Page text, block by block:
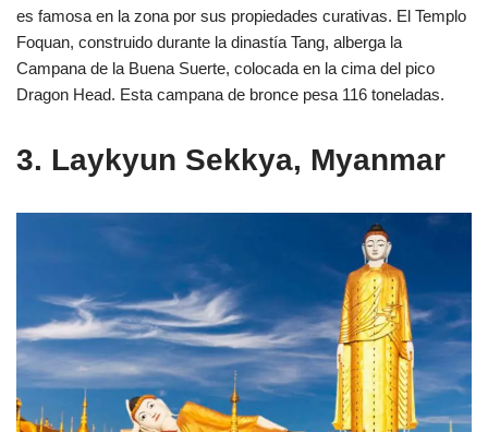
es famosa en la zona por sus propiedades curativas. El Templo
Foquan, construido durante la dinastía Tang, alberga la
Campana de la Buena Suerte, colocada en la cima del pico
Dragon Head. Esta campana de bronce pesa 116 toneladas.
3. Laykyun Sekkya, Myanmar